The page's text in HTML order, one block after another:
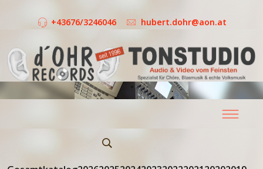
+43676/3246046 hubert.dohr@aon.at